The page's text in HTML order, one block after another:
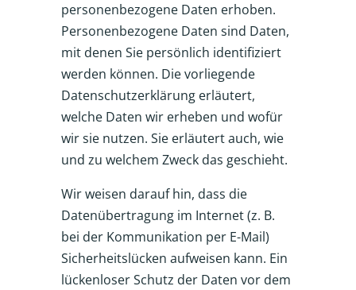
personenbezogene Daten erhoben.
Personenbezogene Daten sind Daten,
mit denen Sie persönlich identifiziert
werden können. Die vorliegende
Datenschutzerklärung erläutert,
welche Daten wir erheben und wofür
wir sie nutzen. Sie erläutert auch, wie
und zu welchem Zweck das geschieht.
Wir weisen darauf hin, dass die
Datenübertragung im Internet (z. B.
bei der Kommunikation per E-Mail)
Sicherheitslücken aufweisen kann. Ein
lückenloser Schutz der Daten vor dem